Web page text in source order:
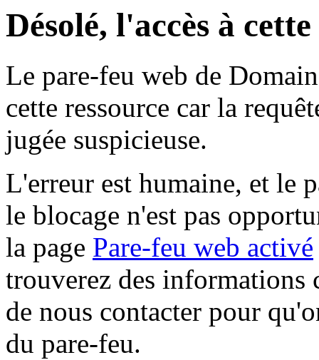
Désolé, l'accès à
Le pare-feu web de
cette ressource car la
jugée suspicieuse.
L'erreur est humaine, et le
le blocage n'est pas
la page Pare-feu web activé
trouverez des informations
de nous contacter pour
du pare-feu.